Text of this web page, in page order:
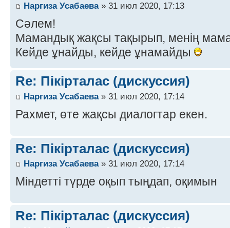
Наргиза Усабаева» 31 июл 2020, 17:13
Сәлем!
Мамандық жақсы тақырып, менің
Кейде ұнайды, кейде ұнамайды
Re: Пікірталас (дискуссия)
Наргиза Усабаева» 31 июл 2020, 17:14
Рахмет, өте жақсы диалогтар екен.
Re: Пікірталас (дискуссия)
Наргиза Усабаева» 31 июл 2020, 17:14
Міндетті түрде оқып тыңдап, оқимын
Re: Пікірталас (дискуссия)